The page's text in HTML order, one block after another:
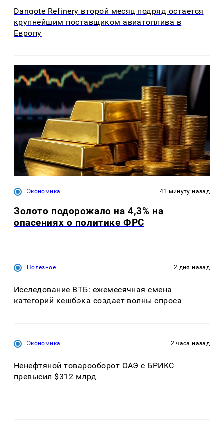
Dangote Refinery второй месяц подряд остается
крупнейшим поставщиком авиатоплива в
Европу
Экономика 41 минуту назад
Золото подорожало на 4,3% на
опасениях о политике ФРС
Полезное 2 дня назад
Исследование ВТБ: ежемесячная смена
категорий кешбэка создает волны спроса
Экономика 2 часа назад
Ненефтяной товарооборот ОАЭ с БРИКС
превысил $312 млрд